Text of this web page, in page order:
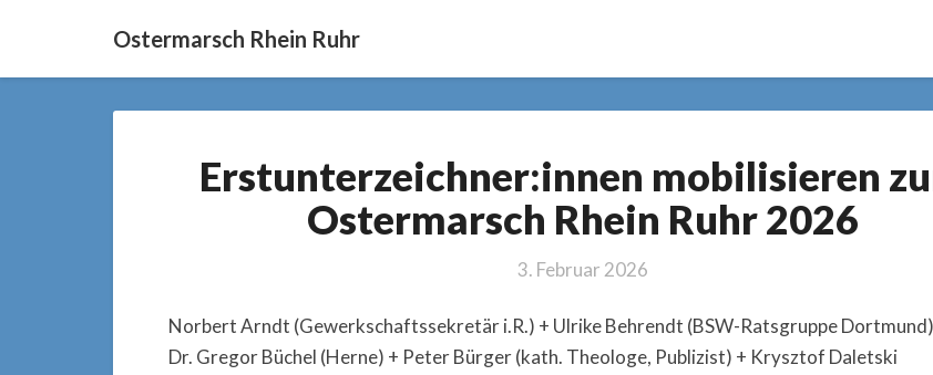
Ostermarsch Rhein Ruhr
mobilisieren
zum
Ostermarsch
Ruhr
Erstunterzeichner:innen mobilisieren
Ostermarsch Rhein Ruhr 2026
3. Februar 2026
Norbert Arndt (Gewerkschaftssekretär i.R.) + Ulrike Behrendt (BSW-Ratsgruppe
Dr. Gregor Büchel (Herne) + Peter Bürger (kath. Theologe, Publizist) + Krysztof Daletski